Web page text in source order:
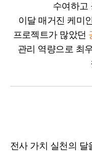
수여하고
이달 매거진 케미
프로젝트가 많았던
관리 역량으로 최
전사 가치 실천의 달